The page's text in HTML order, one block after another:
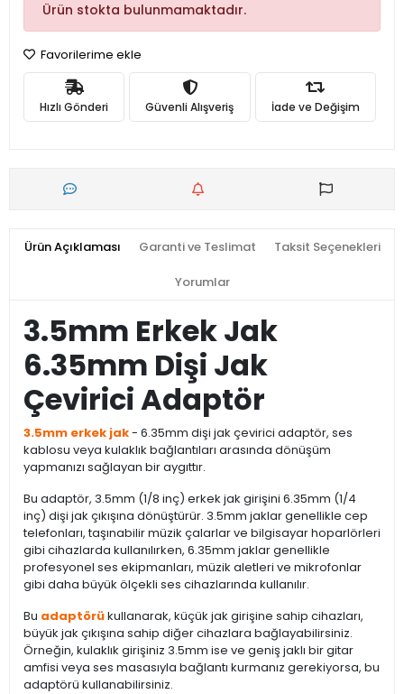
Ürün stokta bulunmamaktadır.
Favorilerime ekle
Hızlı Gönderi Güvenli Alışveriş İade ve Değişim
Ürün Açıklaması Garanti ve Teslimat Taksit Seçenekleri
Yorumlar
3.5mm Erkek Jak
6.35mm Dişi Jak
Çevirici Adaptör
3.5mm erkek jak- 6.35mm dişi jak çevirici adaptör, ses
kablosu veya kulaklık bağlantıları arasında dönüşüm
yapmanızı sağlayan bir aygıttır.
Bu adaptör, 3.5mm (1/8 inç) erkek jak girişini 6.35mm (1/4
inç) dişi jak çıkışına dönüştürür. 3.5mm jaklar genellikle cep
telefonları, taşınabilir müzik çalarlar ve bilgisayar hoparlörleri
gibi cihazlarda kullanılırken, 6.35mm jaklar genellikle
profesyonel ses ekipmanları, müzik aletleri ve mikrofonlar
gibi daha büyük ölçekli ses cihazlarında kullanılır.
Bu adaptörükullanarak, küçük jak girişine sahip cihazları,
büyük jak çıkışına sahip diğer cihazlara bağlayabilirsiniz.
Örneğin, kulaklık girişiniz 3.5mm ise ve geniş jaklı bir gitar
amfisi veya ses masasıyla bağlantı kurmanız gerekiyorsa, bu
adaptörü kullanabilirsiniz.